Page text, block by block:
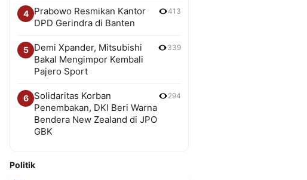
4
Prabowo Resmikan Kantor
DPD Gerindra di Banten
413
5
Demi Xpander, Mitsubishi
Bakal Mengimpor Kembali
Pajero Sport
339
6
Solidaritas Korban
Penembakan, DKI Beri Warna
Bendera New Zealand di JPO
GBK
294
Politik